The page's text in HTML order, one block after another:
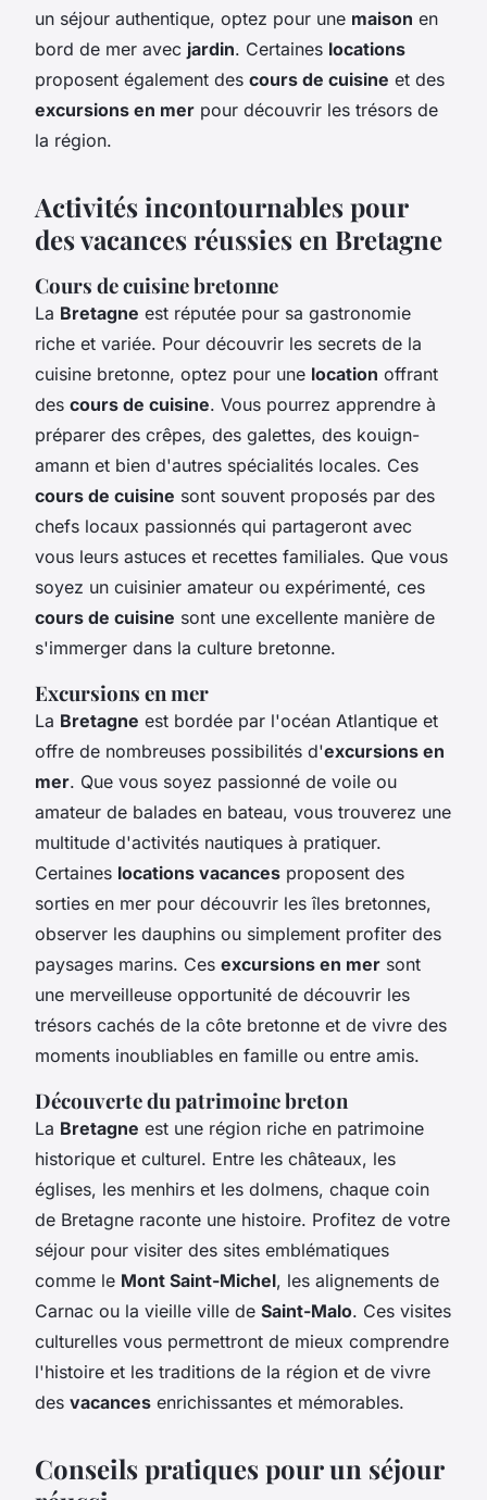
un séjour authentique, optez pour une maison en
bord de mer avec jardin. Certaines locations
proposent également des cours de cuisine et des
excursions en mer pour découvrir les trésors de
la région.
Activités incontournables pour
des vacances réussies en Bretagne
Cours de cuisine bretonne
La Bretagne est réputée pour sa gastronomie
riche et variée. Pour découvrir les secrets de la
cuisine bretonne, optez pour une location offrant
des cours de cuisine. Vous pourrez apprendre à
préparer des crêpes, des galettes, des kouign-
amann et bien d'autres spécialités locales. Ces
cours de cuisine sont souvent proposés par des
chefs locaux passionnés qui partageront avec
vous leurs astuces et recettes familiales. Que vous
soyez un cuisinier amateur ou expérimenté, ces
cours de cuisine sont une excellente manière de
s'immerger dans la culture bretonne.
Excursions en mer
La Bretagne est bordée par l'océan Atlantique et
offre de nombreuses possibilités d'excursions en
mer. Que vous soyez passionné de voile ou
amateur de balades en bateau, vous trouverez une
multitude d'activités nautiques à pratiquer.
Certaines locations vacances proposent des
sorties en mer pour découvrir les îles bretonnes,
observer les dauphins ou simplement profiter des
paysages marins. Ces excursions en mer sont
une merveilleuse opportunité de découvrir les
trésors cachés de la côte bretonne et de vivre des
moments inoubliables en famille ou entre amis.
Découverte du patrimoine breton
La Bretagne est une région riche en patrimoine
historique et culturel. Entre les châteaux, les
églises, les menhirs et les dolmens, chaque coin
de Bretagne raconte une histoire. Profitez de votre
séjour pour visiter des sites emblématiques
comme le Mont Saint-Michel, les alignements de
Carnac ou la vieille ville de Saint-Malo. Ces visites
culturelles vous permettront de mieux comprendre
l'histoire et les traditions de la région et de vivre
des vacances enrichissantes et mémorables.
Conseils pratiques pour un séjour